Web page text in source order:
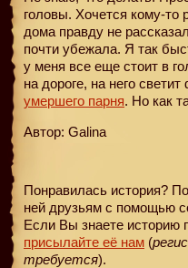
головы. Хочется кому-то
дома правду не
почти убежала. Я так
у меня все еще стоит в
на дороге, на него
умершего парня. Но как
Автор: Galina
Понравилась история?
ней друзьям с помощью
Если Вы знаете историю
присылайте её нам (
требуется).